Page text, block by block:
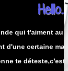
Hello...
qui t'aiment au
d'une certaine
te